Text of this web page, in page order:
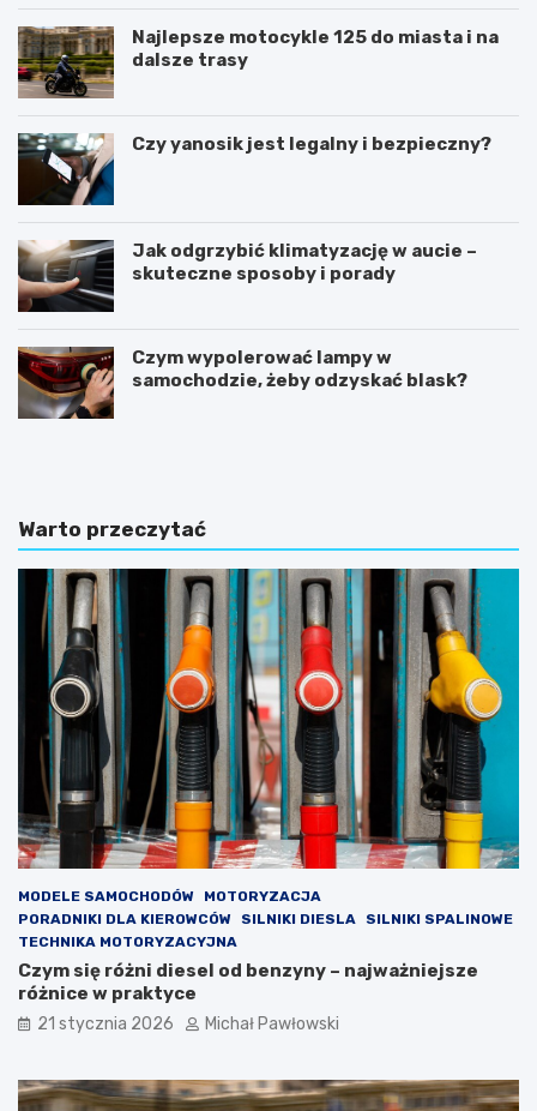
Najlepsze motocykle 125 do miasta i na
dalsze trasy
Czy yanosik jest legalny i bezpieczny?
Jak odgrzybić klimatyzację w aucie –
skuteczne sposoby i porady
Czym wypolerować lampy w
samochodzie, żeby odzyskać blask?
U
k
u
p
y
s
a
m
o
c
h
u
o
l
I
s
z
t
r
o
z
r
z
ą
d
p
p
u
Warto przeczytać
MODELE SAMOCHODÓW
MOTORYZACJA
PORADNIKI DLA KIEROWCÓW
SILNIKI DIESLA
SILNIKI SPALINOWE
TECHNIKA MOTORYZACYJNA
Czym się różni diesel od benzyny – najważniejsze
różnice w praktyce
21 stycznia 2026 Michał Pawłowski